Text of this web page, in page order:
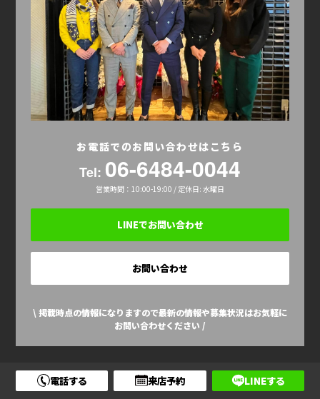
お電話でのお問い合わせはこちら
Tel: 06-6484-0044
営業時間：10:00-19:00 / 定休日: 水曜日
LINEでお問い合わせ
お問い合わせ
\ 掲載時点の情報になりますので最新の情報や募集状況はお気軽に
お問い合わせください /
大阪市中央区西心斎橋2-10-15心斎橋ロジック2F-F2
TEL：06-6484-0044
電話する 来店予約 LINEする